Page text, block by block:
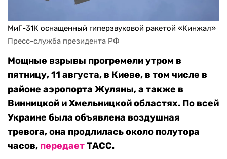
МиГ-31К оснащенный гиперзвуковой ракетой «Кинжал»
Пресс-служба президента РФ
Мощные взрывы прогремели утром в
пятницу, 11 августа, в Киеве, в том числе в
районе аэропорта Жуляны, а также в
Винницкой и Хмельницкой областях. По всей
Украине была объявлена воздушная
тревога, она продлилась около полутора
часов, передаетТАСС.